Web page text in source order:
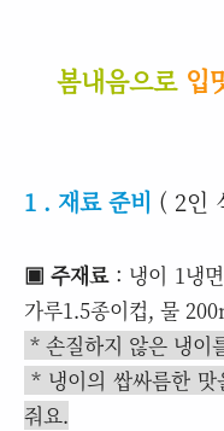
봄내음으로 입
1 . 재료 준비 ( 2인
▣ 주재료: 냉이 1냉
가루1.5종이컵, 물
* 손질하지 않은 냉이
* 냉이의 쌉싸름한 맛
줘요.